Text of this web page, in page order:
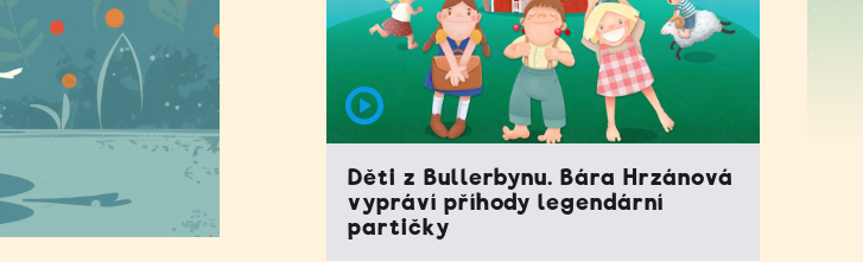
Děti z Bullerbynu. Bára Hrzánová
vypráví příhody legendární
partičky